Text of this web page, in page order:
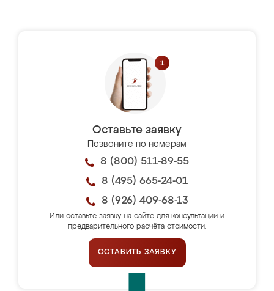
Оставьте заявку
Позвоните по номерам
8 (800) 511-89-55
8 (495) 665-24-01
8 (926) 409-68-13
Или оставьте заявку на сайте для консультации и
предварительного расчёта стоимости.
ОСТАВИТЬ ЗАЯВКУ